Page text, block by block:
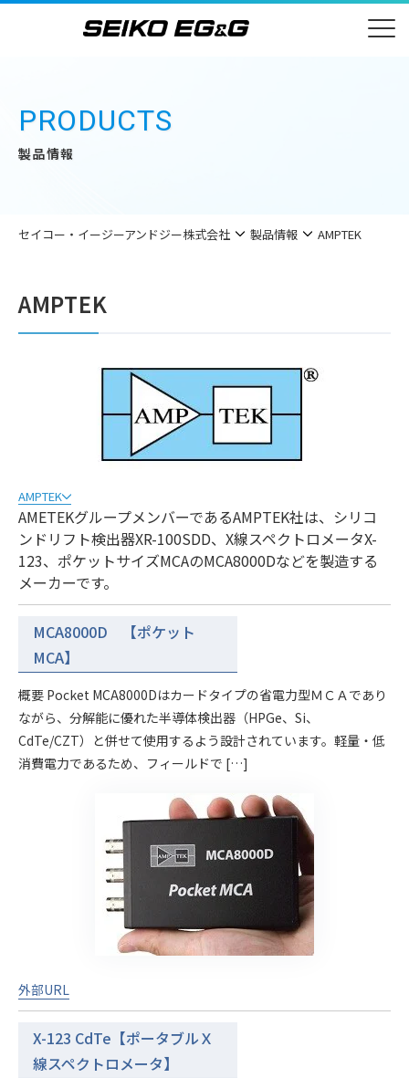
PRODUCTS
製品情報
セイコー・イージーアンドジー株式会社 製品情報 AMPTEK
AMPTEK
AMPTEK
AMETEKグループメンバーであるAMPTEK社は、シリコ
ンドリフト検出器XR-100SDD、X線スペクトロメータX-
123、ポケットサイズMCAのMCA8000Dなどを製造する
メーカーです。
MCA8000D 【ポケット
MCA】
概要 Pocket MCA8000Dはカードタイプの省電力型ＭＣＡであり
ながら、分解能に優れた半導体検出器（HPGe、Si、
CdTe/CZT）と併せて使用するよう設計されています。軽量・低
消費電力であるため、フィールドで […]
外部URL
X-123 CdTe【ポータブルＸ
線スペクトロメータ】